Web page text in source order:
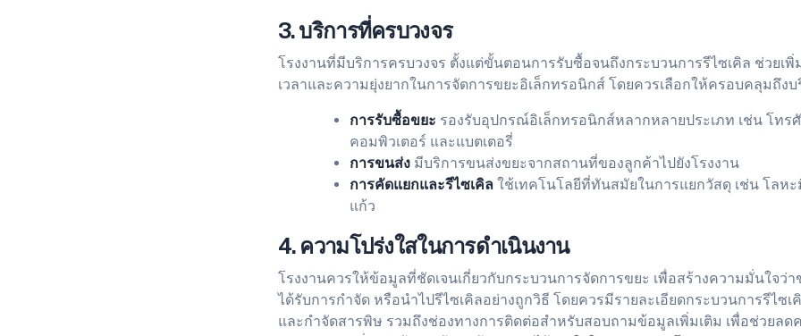
3. บริการที่ครบวงจร
โรงงานที่มีบริการครบวงจร ตั้งแต่ขั้นตอนการรับซื้อจนถึงกระบวนการรีไซเคิล ช่วยเ
เวลาและความยุ่งยากในการจัดการขยะอิเล็กทรอนิกส์ โดยควรเลือกให้ครอบคลุมถึงบ
การรับซื้อขยะ รองรับอุปกรณ์อิเล็กทรอนิกส์หลากหลายประเภท เช่น โทร
คอมพิวเตอร์ และแบตเตอรี่
การขนส่งมีบริการขนส่งขยะจากสถานที่ของลูกค้าไปยังโรงงาน
การคัดแยกและรีไซเคิลใช้เทคโนโลยีที่ทันสมัยในการแยกวัสดุ เช่น โลห
แก้ว
4. ความโปร่งใสในการดำเนินงาน
โรงงานควรให้ข้อมูลที่ชัดเจนเกี่ยวกับกระบวนการจัดการขยะ เพื่อสร้างความมั่นใจว่
ได้รับการกำจัด หรือนำไปรีไซเคิลอย่างถูกวิธี โดยควรมีรายละเอียดกระบวนการรีไซเ
และกำจัดสารพิษ รวมถึงช่องทางการติดต่อสำหรับสอบถามข้อมูลเพิ่มเติม เพื่อช่วยลด